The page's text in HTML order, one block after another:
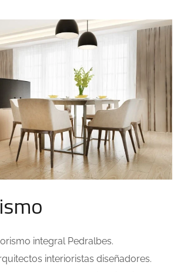
integral Pedralbes.
interioristas diseñadores.